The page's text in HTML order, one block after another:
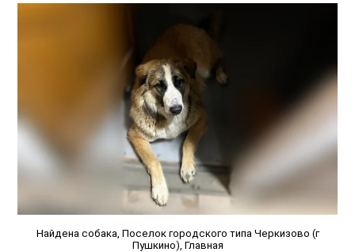
Найдена собака, Поселок городского типа Черкизово (г
Пушкино), Главная